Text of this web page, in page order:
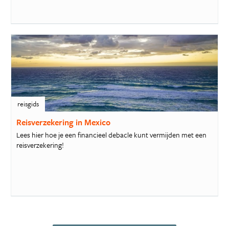
reisgids
Reisverzekering in Mexico
Lees hier hoe je een financieel debacle kunt vermijden met een
reisverzekering!